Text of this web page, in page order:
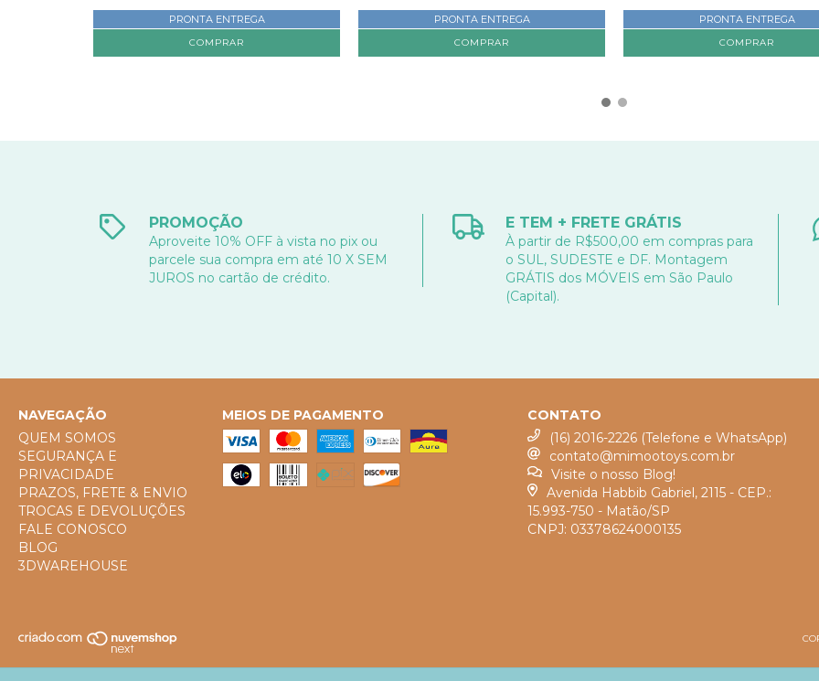
PRONTA ENTREGA PRONTA ENTREGA PRONTA ENTREGA
PROMOÇÃO
Aproveite 10% OFF à vista no pix ou
parcele sua compra em até 10 X SEM
JUROS no cartão de crédito.
E TEM + FRETE GRÁTIS
À partir de R$500,00 em compras para
o SUL, SUDESTE e DF. Montagem
GRÁTIS dos MÓVEIS em São Paulo
(Capital).
NAVEGAÇÃO
QUEM SOMOS
SEGURANÇA E
PRIVACIDADE
PRAZOS, FRETE & ENVIO
TROCAS E DEVOLUÇÕES
FALE CONOSCO
BLOG
3DWAREHOUSE
MEIOS DE PAGAMENTO
CONTATO
(16) 2016-2226 (Telefone e WhatsApp)
contato@mimootoys.com.br
Visite o nosso Blog!
Avenida Habbib Gabriel, 2115 - CEP.:
15.993-750 - Matão/SP
CNPJ: 03378624000135